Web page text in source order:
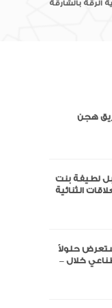
الرقة بالشارقة
هجن
لطيفة بنت
حلولاً
خلال –